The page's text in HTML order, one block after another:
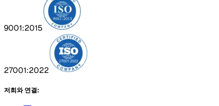
9001:2015
27001:2022
저희와 연결: